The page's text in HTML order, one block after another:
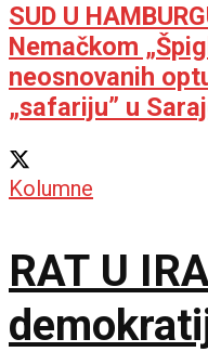
SUD U
Nemačkom
neosnovanih
„safariju” u
Kolumne
RAT U